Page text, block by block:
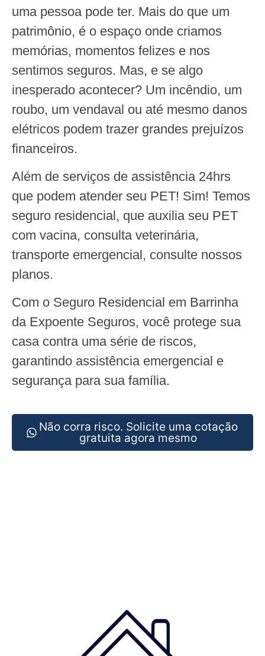
uma pessoa pode ter. Mais do que um
patrimônio, é o espaço onde criamos
memórias, momentos felizes e nos
sentimos seguros. Mas, e se algo
inesperado acontecer? Um incêndio, um
roubo, um vendaval ou até mesmo danos
elétricos podem trazer grandes prejuízos
financeiros.
Além de serviços de assistência 24hrs
que podem atender seu PET! Sim! Temos
seguro residencial, que auxilia seu PET
com vacina, consulta veterinária,
transporte emergencial, consulte nossos
planos.
Com o Seguro Residencial em Barrinha
da Expoente Seguros, você protege sua
casa contra uma série de riscos,
garantindo assistência emergencial e
segurança para sua família.
Não corra risco. Solicite uma cotação
gratuita agora mesmo